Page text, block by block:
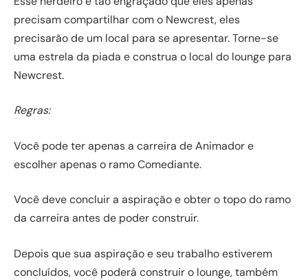
precisam compartilhar com o Newcrest, eles
precisarão de um local para se apresentar. Torne-se
uma estrela da piada e construa o local do lounge para
Newcrest.
Regras:
Você pode ter apenas a carreira de Animador e
escolher apenas o ramo Comediante.
Você deve concluir a aspiração e obter o topo do ramo
da carreira antes de poder construir.
Depois que sua aspiração e seu trabalho estiverem
concluídos, você poderá construir o lounge, também